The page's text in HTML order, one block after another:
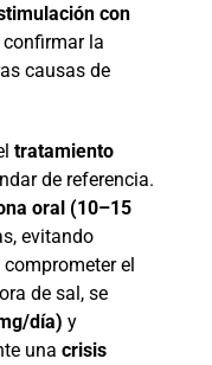
con
confirmar la
causas de
tratamiento
de referencia.
oral (10–15
evitando
el
de sal, se
día) y
una crisis